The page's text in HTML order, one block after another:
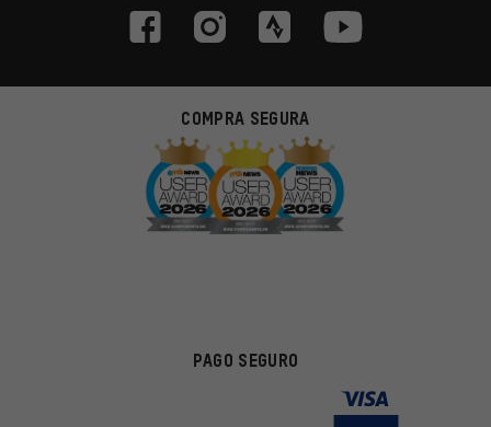
COMPRA SEGURA
PAGO SEGURO